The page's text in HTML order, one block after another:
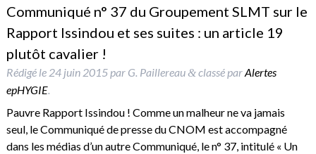
Communiqué n° 37 du Groupement SLMT sur le
Rapport Issindou et ses suites : un article 19
plutôt cavalier !
Rédigé le 24 juin 2015par G. Paillereau &classé parAlertes
epHYGIE.
Pauvre Rapport Issindou ! Comme un malheur ne va jamais
seul, le Communiqué de presse du CNOM est accompagné
dans les médias d’un autre Communiqué, le n° 37, intitulé « Un